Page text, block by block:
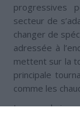
progressives
secteur de
changer de
adressée à
mettent sur la
principale
comme les
Les